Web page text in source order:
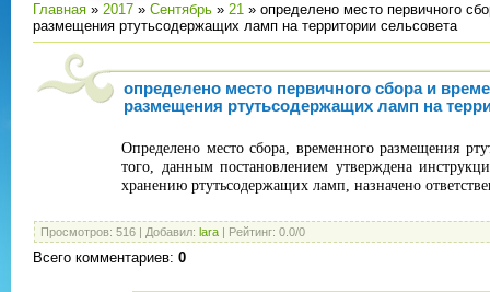
Главная » 2017 » Сентябрь » 21 » определено место первичного
размещения ртутьсодержащих ламп на территории сельсовета
определено место первичного сбора и
размещения ртутьсодержащих ламп на
Определено место сбора, временного размещения
того, данным постановлением утверждена
хранению ртутьсодержащих ламп, назначено
Просмотров: 516 Добавил: lara Рейтинг: 0.0/0
Всего комментариев: 0